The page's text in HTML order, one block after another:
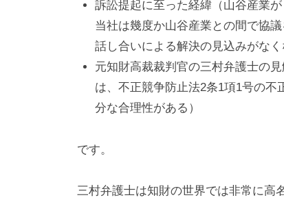
訴訟提起に至った経緯（山谷産業
当社は幾度か山谷産業との間で協
話し合いによる解決の見込みがなく
元知財高裁裁判官の三村弁護士の
は、不正競争防止法2条1項1号の
分な合理性がある）
です。
三村弁護士は知財の世界では非常に高